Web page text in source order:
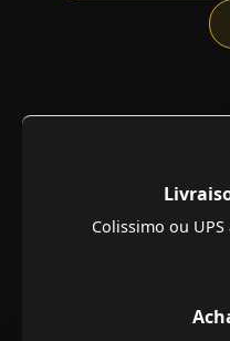
Colissimo ou